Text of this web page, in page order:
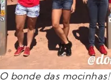
O bonde das mocinhas!